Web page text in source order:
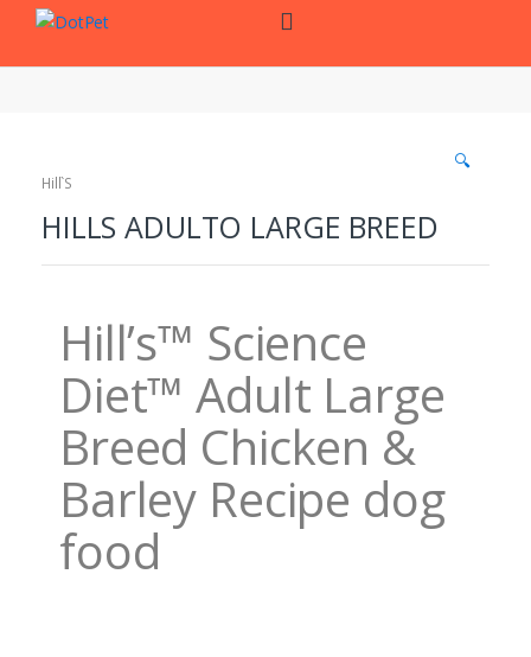
navigation
content
🔍
Hill`S
HILLS ADULTO LARGE BREED
Hill’s™ Science
Diet™ Adult Large
Breed Chicken &
Barley Recipe dog
food